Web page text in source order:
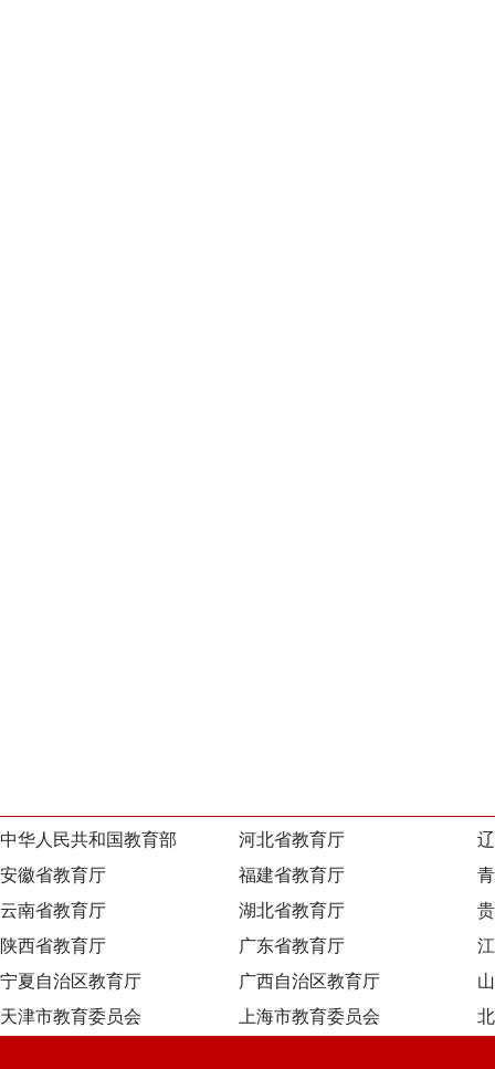
中华人民共和国教育部 河北省教育厅
安徽省教育厅
福建省教育厅
云南省教育厅
湖北省教育厅
陕西省教育厅
广东省教育厅
宁夏自治区教育厅
广西自治区教育厅
天津市教育委员会
上海市教育委员会